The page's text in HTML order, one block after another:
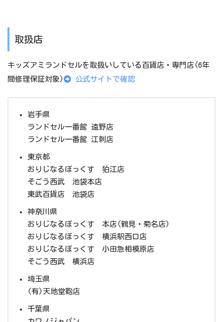
取扱店
キッズアミランドセルを取扱いしている百貨店・専門店(6年
間修理保証対象)
公式サイトで確認
岩手県
ランドセル一番館 遠野店
ランドセル一番館 江刺店
東京都
おりじなるぼっくす 狛江店
そごう西武 池袋本店
東武百貨店 池袋店
神奈川県
おりじなるぼっくす 本店(鶴見・菊名店)
おりじなるぼっくす 横浜駅西口店
おりじなるぼっくす 小田急相模原店
そごう西武 横浜店
埼玉県
(有)天地堂鞄店
千葉県